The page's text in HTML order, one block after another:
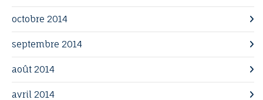
octobre 2014
septembre 2014
août 2014
avril 2014